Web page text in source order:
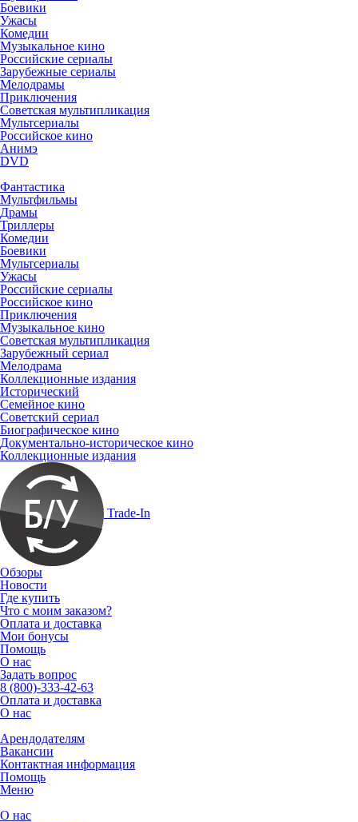
Боевики
Ужасы
Комедии
Музыкальное кино
Российские сериалы
Зарубежные сериалы
Мелодрамы
Приключения
Советская мультипликация
Мультсериалы
Российское кино
Анимэ
DVD
Фантастика
Мультфильмы
Драмы
Триллеры
Комедии
Боевики
Мультсериалы
Ужасы
Российские сериалы
Российское кино
Приключения
Музыкальное кино
Советская мультипликация
Зарубежный сериал
Мелодрама
Коллекционные издания
Исторический
Семейное кино
Советский сериал
Биографическое кино
Документально-историческое кино
Коллекционные издания
Trade-In
Обзоры
Новости
Где купить
Что с моим заказом?
Оплата и доставка
Мои бонусы
Помощь
О нас
Задать вопрос
8 (800)-333-42-63
Оплата и доставка
О нас
Арендодателям
Вакансии
Контактная информация
Помощь
Меню
О нас